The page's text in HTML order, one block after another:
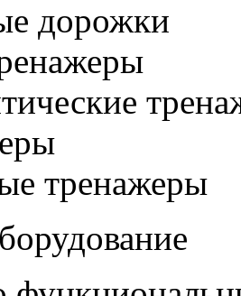
дорожки
тренажеры